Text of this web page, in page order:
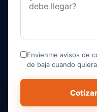
Envíenme avisos de
de baja cuando